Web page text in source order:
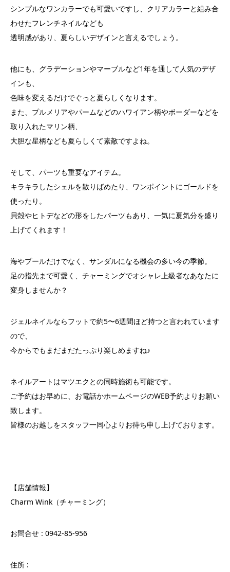
シンプルなワンカラーでも可愛いですし、クリアカラーと組み合
わせたフレンチネイルなども
透明感があり、夏らしいデザインと言えるでしょう。
他にも、グラデーションやマーブルなど1年を通して人気のデザ
インも、
色味を変えるだけでぐっと夏らしくなります。
また、プルメリアやパームなどのハワイアン柄やボーダーなどを
取り入れたマリン柄、
大胆な星柄なども夏らしくて素敵ですよね。
そして、パーツも重要なアイテム。
キラキラしたシェルを散りばめたり、ワンポイントにゴールドを
使ったり。
貝殻やヒトデなどの形をしたパーツもあり、一気に夏気分を盛り
上げてくれます！
海やプールだけでなく、サンダルになる機会の多い今の季節。
足の指先まで可愛く、チャーミングでオシャレ上級者なあなたに
変身しませんか？
ジェルネイルならフットで約5〜6週間ほど持つと言われています
ので、
今からでもまだまだたっぷり楽しめますね♪
ネイルアートはマツエクとの同時施術も可能です。
ご予約はお早めに、お電話かホームページのWEB予約よりお願い
致します。
皆様のお越しをスタッフ一同心よりお待ち申し上げております。
【店舗情報】
Charm Wink（チャーミング）
お問合せ : 0942-85-956
住所 :